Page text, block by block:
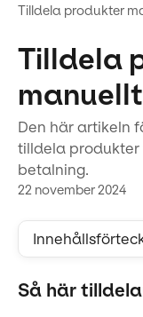
Tilldela produkter
Tilldela
manuellt
Den här artikeln
tilldela
betalning.
22 november 2024
Så här